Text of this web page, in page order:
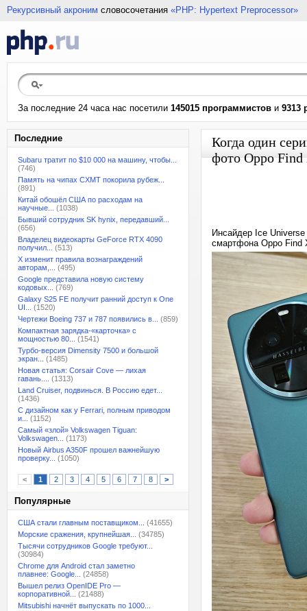
Рекурсивный акроним словосочетания «PHP: Hypertext Preprocessor»
За последние 24 часа нас посетили 145015 программистов и 9313
Последние
Subaru тратит по $10 000 на машину, чтобы...
(746)
Память на чипах CXMT покорила рубеж...
(891)
Китай обошёл США по расходам на
научные...
(1038)
Бывший сотрудник SK hynix, передавший...
(656)
Владелец видеокарты GeForce RTX 4090
получил...
(513)
X изменит правила вознаграждений
авторам,...
(495)
Google представила новую систему
кодовых...
(769)
Galaxy S25 FE получит ранний доступ к One
UI...
(1520)
Чертежи Boeing 737 и 787 появились в...
(859)
Компактная зарядка-«карточка» с
мощностью 80...
(1541)
Турбо-версия Dimensity 7500 и большой
экран...
(1485)
Новая статья: Corsair Cove — лихая
гавань....
(1313)
Land Cruiser, подвинься. В Россию едет...
(1436)
С дизайном как у Ferrari, полным приводом
и...
(1152)
Самый «злой» Volkswagen Tiguan:
Volkswagen...
(1173)
Новый Airbus A350F прошел важнейшую
проверку...
(1050)
< 1 2 3 4 5 6 7 8 >
Популярные
США стали главным поставщиком...
(41655)
Морские сражения, крупнейшая...
(34785)
Тысячи сотрудников Google требуют...
(30984)
Chrome для Android стал заметно
плавнее: Google...
(24858)
Вышел релиз OpenIDE Pro —
корпоративной...
(21488)
Mitsubishi начнёт выпускать по 1000...
Когда один
фото Oppo Find
Инсайдер Ice
смартфона Oppo Find